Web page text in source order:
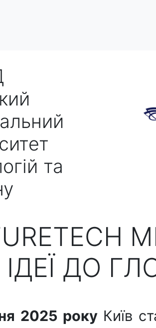
та
ІДЕЇ ДО
2025 рокуКиїв